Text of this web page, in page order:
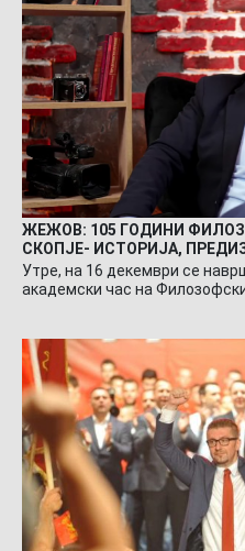
ЖЕЖОВ: 105 ГОДИНИ
СКОПЈЕ- ИСТОРИЈА,
Утре, на 16 декември се
академски час на